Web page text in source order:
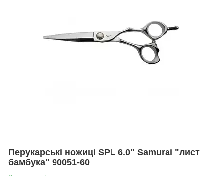
Перукарські ножиці SPL 6.0" Samurai "лист
бамбука" 90051-60